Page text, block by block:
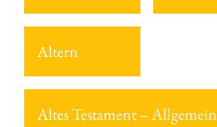
Altern
Altes Testament – Allgemein